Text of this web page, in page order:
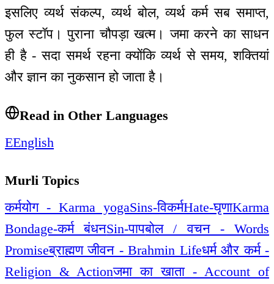
इसलिए व्यर्थ संकल्प, व्यर्थ बोल, व्यर्थ कर्म सब समाप्त,
फुल स्टॉप। पुराना चौपड़ा खत्म। जमा करने का साधन
ही है - सदा समर्थ रहना क्योंकि व्यर्थ से समय, शक्तियां
और ज्ञान का नुकसान हो जाता है।
Read in Other Languages
EEnglish
Murli Topics
कर्मयोग - Karma yogaSins-विकर्मHate-घृणाKarma
Bondage-कर्म बंधनSin-पापबोल / वचन - Words
Promiseब्राह्मण जीवन - Brahmin Lifeधर्म और कर्म -
Religion & Actionजमा का खाता - Account of